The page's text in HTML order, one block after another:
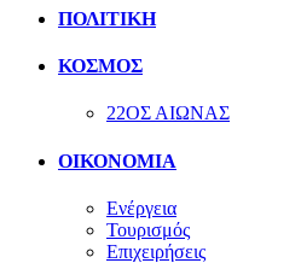
ΠΟΛΙΤΙΚΗ
ΚΟΣΜΟΣ
22ΟΣ ΑΙΩΝΑΣ
ΟΙΚΟΝΟΜΙΑ
Ενέργεια
Τουρισμός
Επιχειρήσεις